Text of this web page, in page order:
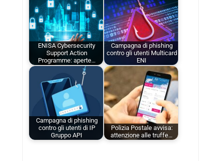
ENISA Cybersecurity
Support Action
Programme: aperte…
Campagna di phishing
contro gli utenti Multicard
ENI
Campagna di phishing
contro gli utenti di IP
Gruppo API
Polizia Postale avvisa:
attenzione alle truffe…